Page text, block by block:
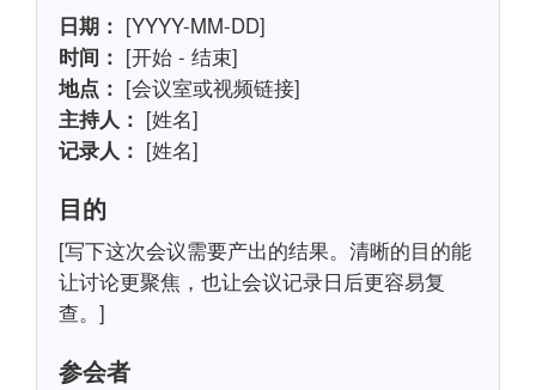
日期： [YYYY-MM-DD]
时间： [开始 - 结束]
地点： [会议室或视频链接]
主持人： [姓名]
记录人： [姓名]
目的
[写下这次会议需要产出的结果。清晰的目的能
让讨论更聚焦，也让会议记录日后更容易复
查。]
参会者